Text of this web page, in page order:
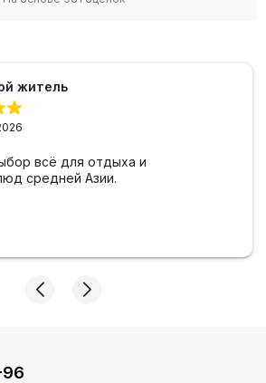
житель
всё для отдыха и
средней Азии.
96